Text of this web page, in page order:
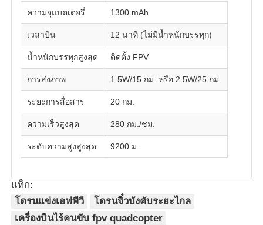
เครื่องบินไร้มือถืออุตสาหกรรม
โดรนพ่นยาการเกษตร
เสียงพึมพำ FPV
อะไหล่โดรน
อุปกรณ์ต่อต้านเสียงพึมพำ
วงกว้างของการถ่ายภาพความร้อน
ความจุแบตเตอรี่ 1300 mAh
เวลาบิน 12 นาที (ไม่มีน้ำหนักบรรทุก)
น้ำหนักบรรทุกสูงสุด ติดตั้ง FPV
การส่งภาพ 1.5W/15 กม. หรือ 2.5W/25 กม.
ระยะการสื่อสาร 20 กม.
ความเร็วสูงสุด 280 กม./ชม.
ระดับความสูงสูงสุด 9200 ม.
แท็ก:
โดรนแข่งเอฟพีวี
โดรนจิ๋วบังคับระยะไกล
เครื่องบินไร้คนขับ fpv quadcopter